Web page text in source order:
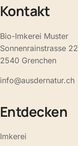
Kontakt
Bio-Imkerei Muster
Sonnenrainstrasse 22
2540 Grenchen
info@ausdernatur.ch
Entdecken
Imkerei